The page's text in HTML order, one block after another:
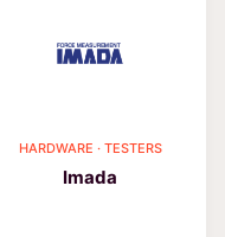
HARDWARE · TESTERS
Imada